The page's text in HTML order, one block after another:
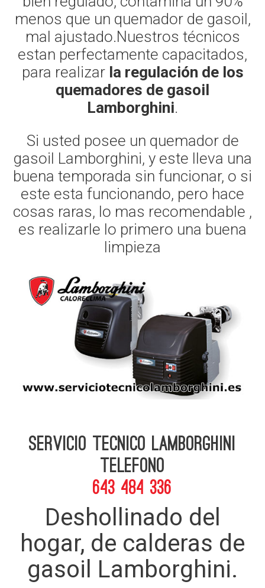
menos que un quemador de gasoil,
mal ajustado.Nuestros técnicos
estan perfectamente capacitados,
para realizar la regulación de los
quemadores de gasoil
Lamborghini.
Si usted posee un quemador de
gasoil Lamborghini, y este lleva una
buena temporada sin funcionar, o si
este esta funcionando, pero hace
cosas raras, lo mas recomendable ,
es realizarle lo primero una buena
limpieza
Servicio Tecnico Lamborghini
telefono
643 484 336
Deshollinado del
hogar, de calderas de
gasoil Lamborghini.